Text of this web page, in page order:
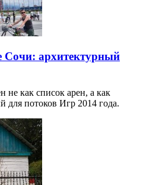
Сочи: архитектурный
не как список арен, а как
для потоков Игр 2014 года.